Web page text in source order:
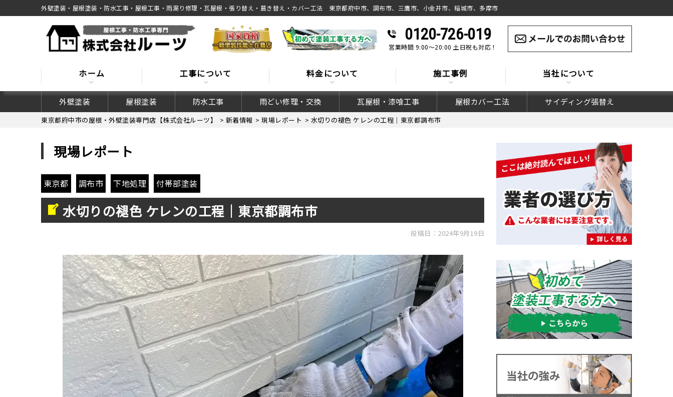
外壁塗装・屋根塗装・防水工事・屋根工事・雨漏り修理・瓦屋根・張り替え・葺き替え・カバー工法 東京都府中市、調布市、三鷹市、小金井市、稲城市、多摩市
0120-726-019
営業時間 9:00～20:00 土日祝も対応！
ホーム 工事について 料金について 施工事例 当社について
外壁塗装 屋根塗装 防水工事 雨どい修理・交換 瓦屋根・漆喰工事 屋根カバー工法 サイディング張替え
東京都府中市の屋根・外壁塗装専門店【株式会社ルーツ】 > 新着情報 > 現場レポート > 水切りの褪色 ケレンの工程｜東京都調布市
現場レポート
東京都 調布市 下地処理 付帯部塗装
水切りの褪色 ケレンの工程｜東京都調布市
投稿日：2024年9月19日